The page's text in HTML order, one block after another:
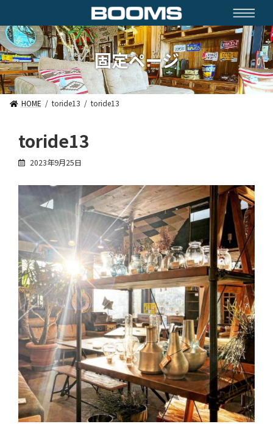
テ
ン
ツ
へ
ス
キ
ッ
ゲ
ー
シ
ョ
ン
に
移
固定ページ
HOME toride13 toride13
toride13
2023年9月25日